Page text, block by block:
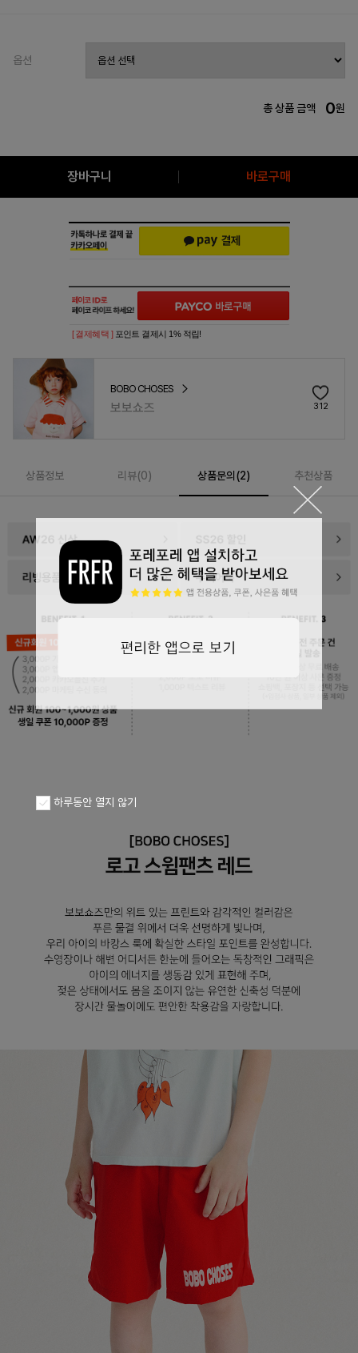
옵션
총 상품 금액 0원
장바구니 바로구매
[ 결제혜택 ] 포인트 결제시 1% 적립!
BOBO CHOSES
보보쇼즈 312
상품정보 리뷰(0) 상품문의(2) 추천상품
하루동안 열지 않기